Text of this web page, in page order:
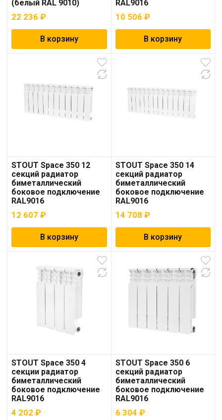
(белый RAL 9010)
22 236 ₽
В корзину
RAL9016
10 506 ₽
В корзину
STOUT Space 350 12
секций радиатор
биметаллический
боковое подключение
RAL9016
12 607 ₽
В корзину
STOUT Space 350 14
секций радиатор
биметаллический
боковое подключение
RAL9016
14 708 ₽
В корзину
STOUT Space 350 4
секции радиатор
биметаллический
боковое подключение
RAL9016
4 202 ₽
STOUT Space 350 6
секций радиатор
биметаллический
боковое подключение
RAL9016
6 304 ₽